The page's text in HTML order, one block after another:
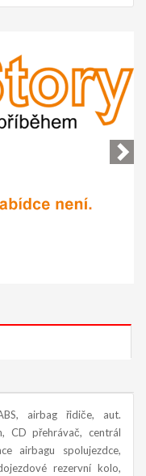
airbag řidiče, aut.
CD přehrávač, centrál
airbagu spolujezdce,
rezervní kolo,